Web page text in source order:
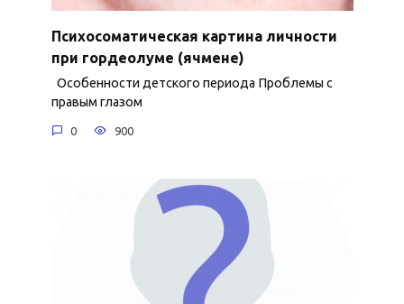
Психосоматическая картина личности
при гордеолуме (ячмене)
Особенности детского периода Проблемы с
правым глазом
0 900